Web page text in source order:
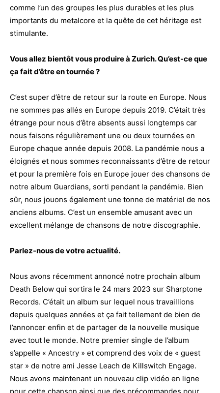
comme l’un des groupes les plus durables et les plus
importants du metalcore et la quête de cet héritage est
stimulante.
Vous allez bientôt vous produire à Zurich. Qu’est-ce que
ça fait d’être en tournée ?
C’est super d’être de retour sur la route en Europe. Nous
ne sommes pas allés en Europe depuis 2019. C’était très
étrange pour nous d’être absents aussi longtemps car
nous faisons régulièrement une ou deux tournées en
Europe chaque année depuis 2008. La pandémie nous a
éloignés et nous sommes reconnaissants d’être de retour
et pour la première fois en Europe jouer des chansons de
notre album Guardians, sorti pendant la pandémie. Bien
sûr, nous jouons également une tonne de matériel de nos
anciens albums. C’est un ensemble amusant avec un
excellent mélange de chansons de notre discographie.
Parlez-nous de votre actualité.
Nous avons récemment annoncé notre prochain album
Death Below qui sortira le 24 mars 2023 sur Sharptone
Records. C’était un album sur lequel nous travaillions
depuis quelques années et ça fait tellement de bien de
l’annoncer enfin et de partager de la nouvelle musique
avec tout le monde. Notre premier single de l’album
s’appelle « Ancestry » et comprend des voix de « guest
star » de notre ami Jesse Leach de Killswitch Engage.
Nous avons maintenant un nouveau clip vidéo en ligne
pour cette chanson ainsi que des précommandes pour